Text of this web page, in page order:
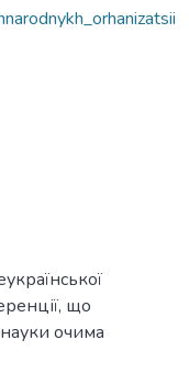
що
очима